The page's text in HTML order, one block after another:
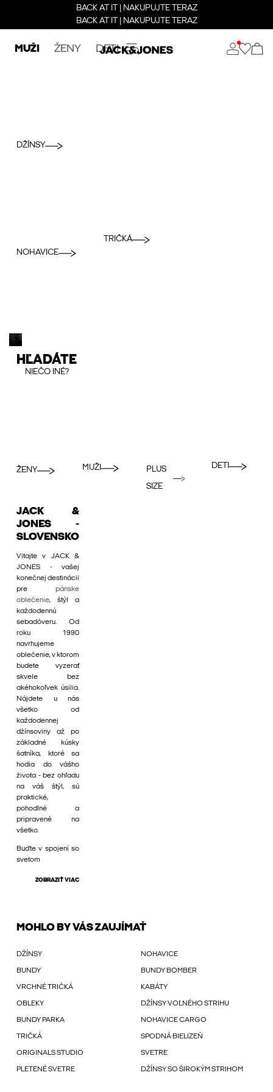
BACK AT IT | NAKUPUJTE TERAZ
BACK AT IT | NAKUPUJTE TERAZ
MUŽI ŽENY DETI
DŽÍNSY
NOHAVICE
TRIČKÁ
HĽADÁTE
NIEČO INÉ?
ŽENY MUŽI
PLUS
SIZE
DETI
JACK &
JONES -
SLOVENSKO
Vitajte v JACK &
JONES - vašej
konečnej destinácii
pre pánske
oblečenie, štýl a
každodennú
sebadôveru. Od
roku 1990
navrhujeme
oblečenie, v ktorom
budete vyzerať
skvele bez
akéhokoľvek úsilia.
Nájdete u nás
všetko od
každodennej
džínsoviny až po
základné kúsky
šatníka, ktoré sa
hodia do vášho
života - bez ohľadu
na váš štýl, sú
praktické,
pohodlné a
pripravené na
všetko.
Buďte v spojení so
svetom
ZOBRAZIŤ VIAC
MOHLO BY VÁS ZAUJÍMAŤ
DŽÍNSY NOHAVICE
BUNDY BUNDY BOMBER
VRCHNÉ TRIČKÁ KABÁTY
OBLEKY DŽÍNSY VOĽNÉHO STRIHU
BUNDY PARKA NOHAVICE CARGO
TRIČKÁ SPODNÁ BIELIZEŇ
ORIGINALS STUDIO SVETRE
PLETENÉ SVETRE DŽÍNSY SO ŠIROKÝM STRIHOM